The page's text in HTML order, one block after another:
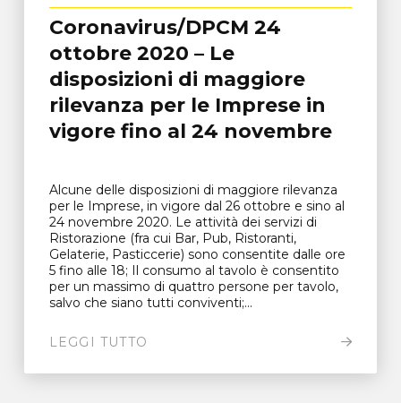
Coronavirus/DPCM 24
ottobre 2020 – Le
disposizioni di maggiore
rilevanza per le Imprese in
vigore fino al 24 novembre
Alcune delle disposizioni di maggiore rilevanza
per le Imprese, in vigore dal 26 ottobre e sino al
24 novembre 2020. Le attività dei servizi di
Ristorazione (fra cui Bar, Pub, Ristoranti,
Gelaterie, Pasticcerie) sono consentite dalle ore
5 fino alle 18; Il consumo al tavolo è consentito
per un massimo di quattro persone per tavolo,
salvo che siano tutti conviventi;...
LEGGI TUTTO